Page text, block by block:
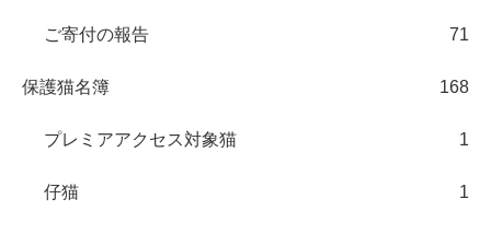
ご寄付の報告 71
保護猫名簿 168
プレミアアクセス対象猫 1
仔猫 1